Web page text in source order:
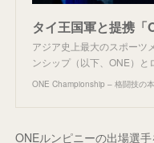
アジア史上最大のスポーツ
ンシップ（以下、ONE）と
ONE Championship – 格闘技の
ONEルンピニーの出場選